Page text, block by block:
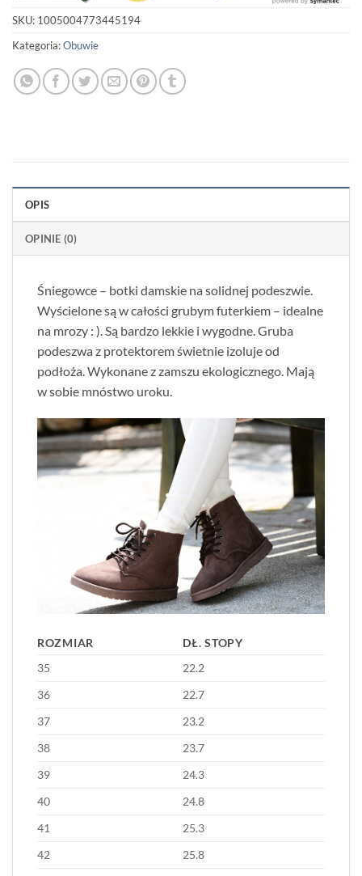
SKU: 1005004773445194
Kategoria:Obuwie
OPIS
OPINIE (0)
Śniegowce – botki damskie na solidnej podeszwie.
Wyścielone są w całości grubym futerkiem – idealne
na mrozy : ). Są bardzo lekkie i wygodne. Gruba
podeszwa z protektorem świetnie izoluje od
podłoża. Wykonane z zamszu ekologicznego. Mają
w sobie mnóstwo uroku.
ROZMIAR
DŁ. STOPY
35
22.2
36
22.7
37
23.2
38
23.7
39
24.3
40
24.8
41
25.3
42
25.8